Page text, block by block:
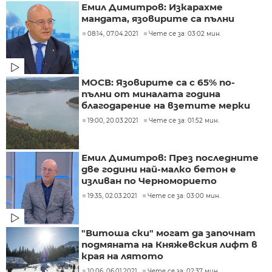
Емил Димитров: Изкарахме
мандата, язовирите са пълни
08:14, 07.04.2021 Чете се за: 03:02 мин.
МОСВ: Язовирите са с 65% по-
пълни от миналата година
благодарение на взетите мерки
19:00, 20.03.2021 Чете се за: 01:52 мин.
Емил Димитров: През последните
две години най-малко бетон е
изливан по Черноморието
19:35, 02.03.2021 Чете се за: 03:00 мин.
"Витоша ски" могат да започнат
подмяната на Княжевския лифт в
края на лятото